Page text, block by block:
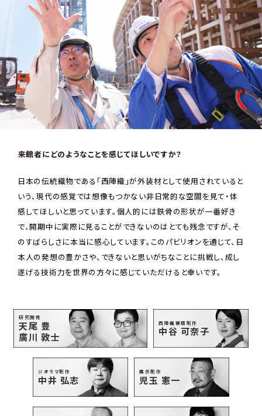
――来館者にどのようなことを感じてほしいですか？
日本の伝統織物である「西陣織」が外装材として使用されていると
いう、現代の感覚では想像もつかない非日常的な空間を見て・体
感してほしいと思っています。個人的には鉄骨の形状が一番好き
で、開期中に実際に見ることができないのはとても残念ですが、そ
のすばらしさに本当に感心しています。このパビリオンを通じて、日
本人の発想の豊かさや、できないと思いがちなことに挑戦し、成し
遂げる技術力を世界の方々に感じていただけると幸いです。
研究開発
天尾 豊
廣川 敦士
西陣織被膜制作
中谷 可奈子
ジオラマ制作
中井 弘志
展示制作
児玉 憲一